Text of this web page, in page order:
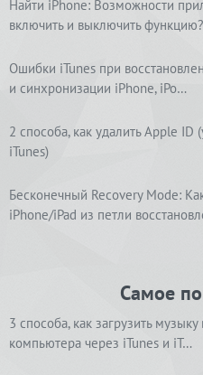
Найти iPhone: Возможности
включить и выключить
Ошибки iTunes при
и синхронизации iPhone, iPo…
2 способа, как удалить Apple ID
iTunes)
Бесконечный Recovery Mode:
iPhone/iPad из петли
Самое
3 способа, как загрузить
компьютера через iTunes и iT…